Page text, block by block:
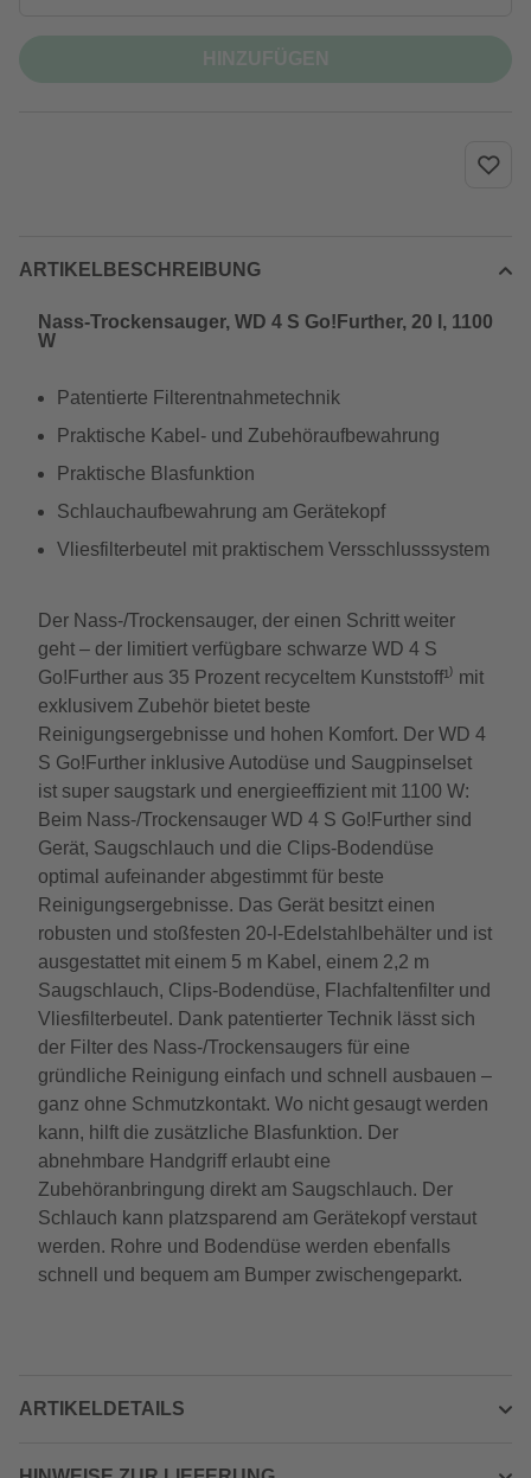
ARTIKELBESCHREIBUNG
Nass-Trockensauger, WD 4 S Go!Further, 20 l, 1100
W
Patentierte Filterentnahmetechnik
Praktische Kabel- und Zubehöraufbewahrung
Praktische Blasfunktion
Schlauchaufbewahrung am Gerätekopf
Vliesfilterbeutel mit praktischem Versschlusssystem
Der Nass-/Trockensauger, der einen Schritt weiter
geht – der limitiert verfügbare schwarze WD 4 S
Go!Further aus 35 Prozent recyceltem Kunststoff¹⁾ mit
exklusivem Zubehör bietet beste
Reinigungsergebnisse und hohen Komfort. Der WD 4
S Go!Further inklusive Autodüse und Saugpinselset
ist super saugstark und energieeffizient mit 1100 W:
Beim Nass-/Trockensauger WD 4 S Go!Further sind
Gerät, Saugschlauch und die Clips-Bodendüse
optimal aufeinander abgestimmt für beste
Reinigungsergebnisse. Das Gerät besitzt einen
robusten und stoßfesten 20-l-Edelstahlbehälter und ist
ausgestattet mit einem 5 m Kabel, einem 2,2 m
Saugschlauch, Clips-Bodendüse, Flachfaltenfilter und
Vliesfilterbeutel. Dank patentierter Technik lässt sich
der Filter des Nass-/Trockensaugers für eine
gründliche Reinigung einfach und schnell ausbauen –
ganz ohne Schmutzkontakt. Wo nicht gesaugt werden
kann, hilft die zusätzliche Blasfunktion. Der
abnehmbare Handgriff erlaubt eine
Zubehöranbringung direkt am Saugschlauch. Der
Schlauch kann platzsparend am Gerätekopf verstaut
werden. Rohre und Bodendüse werden ebenfalls
schnell und bequem am Bumper zwischengeparkt.
ARTIKELDETAILS